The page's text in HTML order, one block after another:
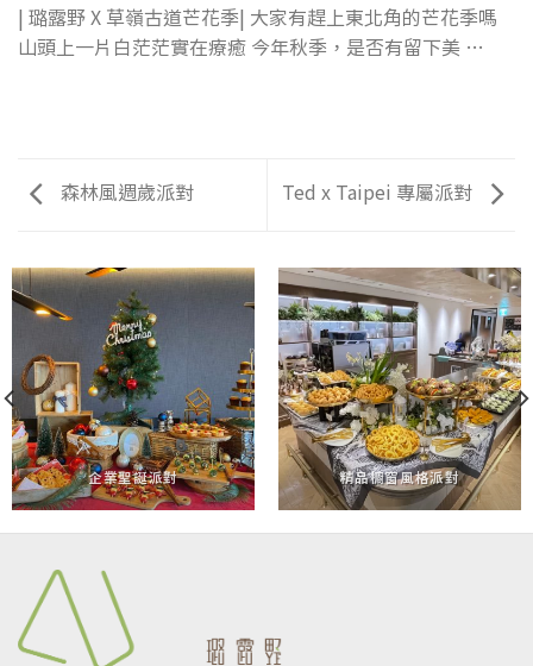
| 璐露野 X 草嶺古道芒花季| 大家有趕上東北角的芒花季嗎
山頭上一片白茫茫實在療癒 今年秋季，是否有留下美 …
森林風週歲派對 Ted x Taipei 專屬派對
企業聖誕派對 精品櫥窗風格派對